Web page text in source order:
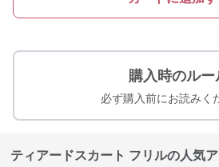
購入時のルー
必ず購入前にお読みく
ティアードスカート フリルの人気